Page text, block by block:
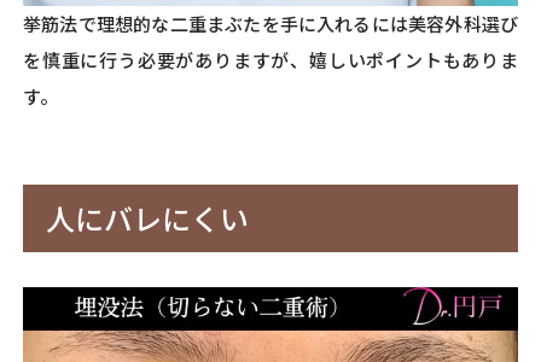
挙筋法で理想的な二重まぶたを手に入れるには美容外科選び
を慎重に行う必要がありますが、嬉しいポイントもありま
す。
人にバレにくい